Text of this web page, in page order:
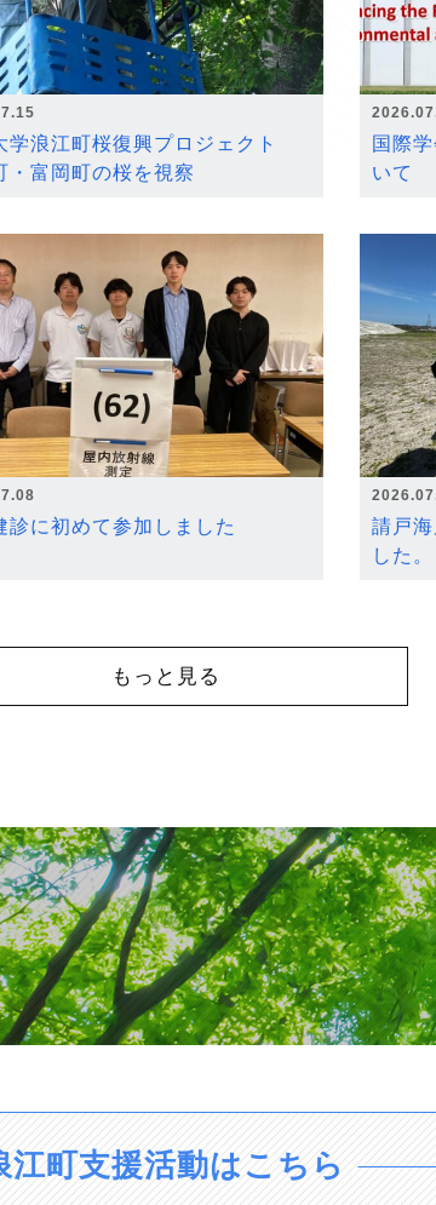
学浪江町桜復興プロジェクト
・富岡町の桜を視察
国際
いて
診に初めて参加しました
請戸
した。
もっと見る
江町支援活動はこちら